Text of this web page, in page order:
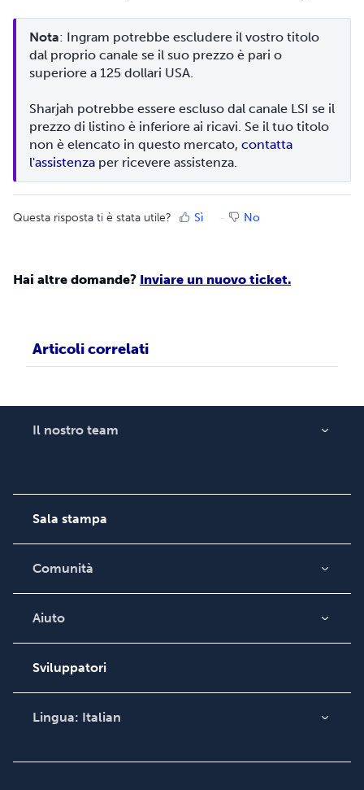
Nota: Ingram potrebbe escludere il vostro titolo
dal proprio canale se il suo prezzo è pari o
superiore a 125 dollari USA.
Sharjah potrebbe essere escluso dal canale LSI se il
prezzo di listino è inferiore ai ricavi. Se il tuo titolo
non è elencato in questo mercato, contatta
l'assistenza per ricevere assistenza.
Questa risposta ti è stata utile? Sì No
Hai altre domande? Inviare un nuovo ticket.
Articoli correlati
Il nostro team
Sala stampa
Comunità
Blog
Videos
Podcast
Aiuto
Ricerca ordini
Base di conoscenza
Contatta il supporto
Sviluppatori
Lingua: Italian
Deutsch